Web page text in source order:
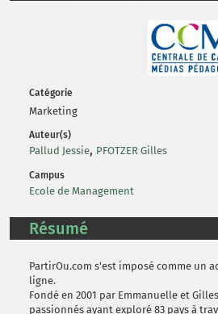
Catégorie
Marketing
Auteur(s)
Pallud Jessie, PFOTZER Gilles
Campus
Ecole de Management
Résumé
PartirOu.com s'est imposé comme un
ligne.
Fondé en 2001 par Emmanuelle et
passionnés ayant exploré 83 pays à